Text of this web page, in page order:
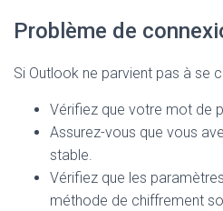
Problème de
Si Outlook ne parvient pas à se
Vérifiez que votre mot de
Assurez-vous que vous
stable.
Vérifiez que les
méthode de chiffrement